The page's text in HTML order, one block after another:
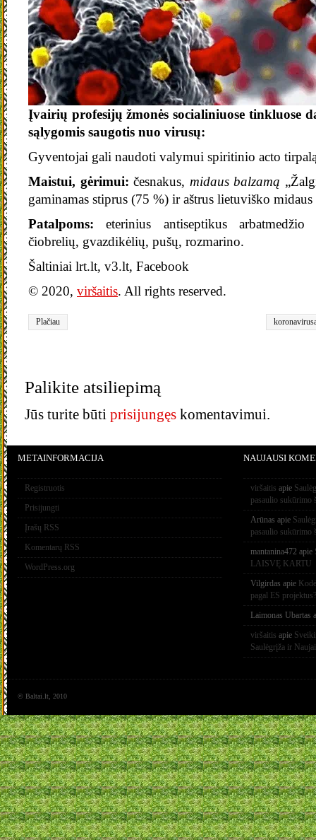
Įvairių profesijų žmonės socialiniuose tinkluose
sąlygomis saugotis nuo virusų:
Gyventojai gali naudoti valymui spiritinio acto
Maistui, gėrimui: česnakus, midaus balzamą
gaminamas stiprus (75 %) ir aštrus lietuviško midaus
Patalpoms: eterinius antiseptikus arbatmedžio
čiobrelių, gvazdikėlių, pušų, rozmarino.
Šaltiniai lrt.lt, v3.lt, Facebook
© 2020, viršaitis. All rights reserved.
Plačiau
Palikite atsiliepimą
Jūs turite būti prisijungęs komentavimui.
METAINFORMACIJA
Registruotis
Prisijungti
Įrašų RSS
Komentarų RSS
WordPress.org
NAUJAUSI
viršaitis apie
pasaulio sukūrimo
Arūnas apie
pasaulio sukūrimo
mantanina472 apie
LAISVĘ KARTU
Vilgirdas apie
pagal ES projektus?
Laimonas Ubartas
viršaitis apie
Saulėgrįža ir
© Baltai.lt, 2010